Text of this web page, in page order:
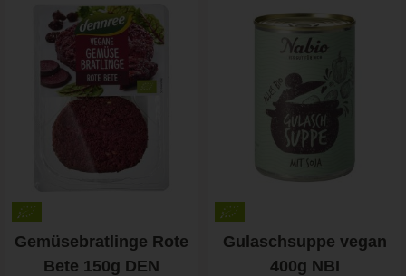
Gemüsebratlinge Rote
Bete 150g DEN
Gulaschsuppe vegan
400g NBI